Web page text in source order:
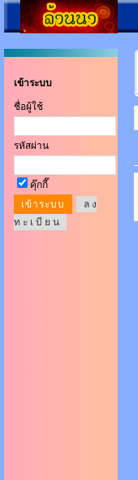
เข้าระบบ
ชื่อผู้ใช้
รหัสผ่าน
คุ๊กกี๊
ล ง
ท ะ เ บี ย น